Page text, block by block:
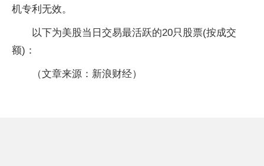
机专利无效。
以下为美股当日交易最活跃的20只股票(按成交
额)：
（文章来源：新浪财经）